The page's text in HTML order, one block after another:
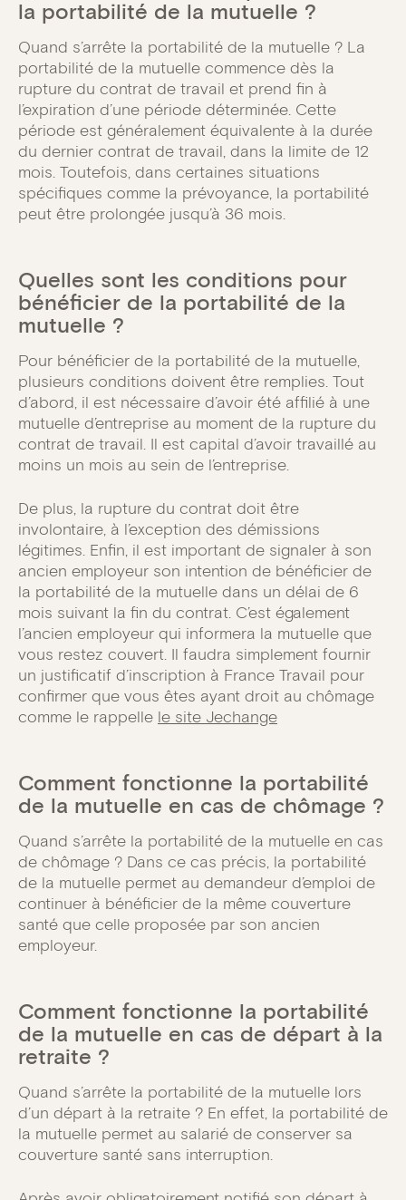
la portabilité de la mutuelle ?
Quand s’arrête la portabilité de la mutuelle ? La
portabilité de la mutuelle commence dès la
rupture du contrat de travail et prend fin à
l’expiration d’une période déterminée. Cette
période est généralement équivalente à la durée
du dernier contrat de travail, dans la limite de 12
mois. Toutefois, dans certaines situations
spécifiques comme la prévoyance, la portabilité
peut être prolongée jusqu’à 36 mois.
Quelles sont les conditions pour
bénéficier de la portabilité de la
mutuelle ?
Pour bénéficier de la portabilité de la mutuelle,
plusieurs conditions doivent être remplies. Tout
d’abord, il est nécessaire d’avoir été affilié à une
mutuelle d’entreprise au moment de la rupture du
contrat de travail. Il est capital d’avoir travaillé au
moins un mois au sein de l’entreprise.
De plus, la rupture du contrat doit être
involontaire, à l’exception des démissions
légitimes. Enfin, il est important de signaler à son
ancien employeur son intention de bénéficier de
la portabilité de la mutuelle dans un délai de 6
mois suivant la fin du contrat. C’est également
l’ancien employeur qui informera la mutuelle que
vous restez couvert. Il faudra simplement fournir
un justificatif d’inscription à France Travail pour
confirmer que vous êtes ayant droit au chômage
comme le rappelle le site Jechange
Comment fonctionne la portabilité
de la mutuelle en cas de chômage ?
Quand s’arrête la portabilité de la mutuelle en cas
de chômage ? Dans ce cas précis, la portabilité
de la mutuelle permet au demandeur d’emploi de
continuer à bénéficier de la même couverture
santé que celle proposée par son ancien
employeur.
Comment fonctionne la portabilité
de la mutuelle en cas de départ à la
retraite ?
Quand s’arrête la portabilité de la mutuelle lors
d’un départ à la retraite ? En effet, la portabilité de
la mutuelle permet au salarié de conserver sa
couverture santé sans interruption.